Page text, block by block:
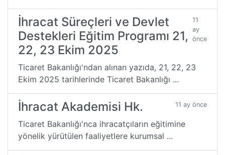
İhracat Süreçleri ve Devlet
Destekleri Eğitim Programı 21,
22, 23 Ekim 2025
11
ay
önce
Ticaret Bakanlığı'ndan alınan yazıda, 21, 22, 23
Ekim 2025 tarihlerinde Ticaret Bakanlığı ...
İhracat Akademisi Hk. 11 ay önce
Ticaret Bakanlığı'nca ihracatçıların eğitimine
yönelik yürütülen faaliyetlere kurumsal ...